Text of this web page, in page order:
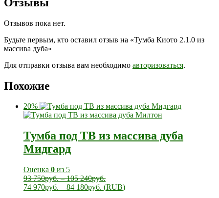
Отзывов пока нет.
Будьте первым, кто оставил отзыв на «Тумба Киото 2.1.0 из
массива дуба»
Для отправки отзыва вам необходимо авторизоваться.
Похожие
20%
Тумба под ТВ из массива дуба
Мидгард
Оценка 0 из 5
93 750руб.–105 240руб.
74 970руб. – 84 180руб. (RUB)